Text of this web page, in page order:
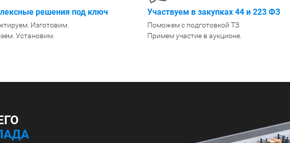
4
Антикоррозийное
Узкие
Для 8 шин
Для 5л
решения под ключ
Изготовим.
Установим.
Участвуем в закупках 44 и 223 ФЗ
Поможем с подготовкой ТЗ.
Примем участие в аукционе.